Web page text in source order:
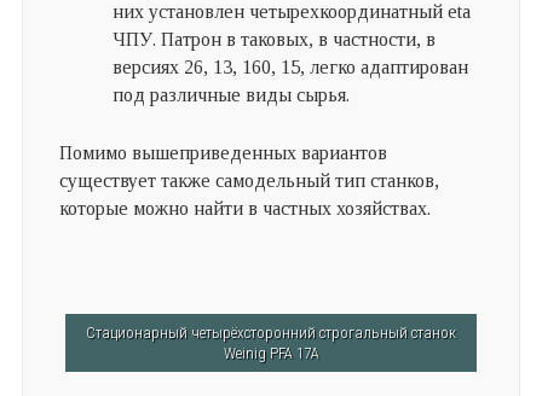
них установлен четырехкоординатный eta
ЧПУ. Патрон в таковых, в частности, в
версиях 26, 13, 160, 15, легко адаптирован
под различные виды сырья.
Помимо вышеприведенных вариантов
существует также самодельный тип станков,
которые можно найти в частных хозяйствах.
Стационарный четырёхсторонний строгальный станок
Weinig PFA 17A